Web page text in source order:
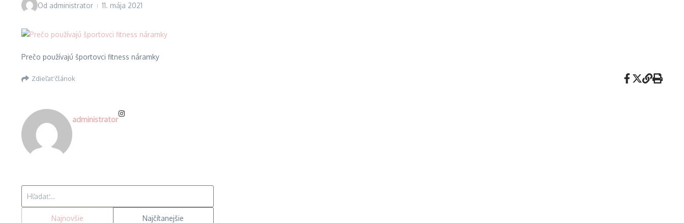
Od administrator 11. mája 2021
Prečo používajú športovci fitness náramky
Zdieľať článok
administrator
Najnovšie Najčítanejšie